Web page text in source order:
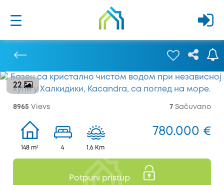
22
8965 Vievs 7 Sačuvano
148 m² 4 1,6 Km
780.000 €
Potpuni pristup